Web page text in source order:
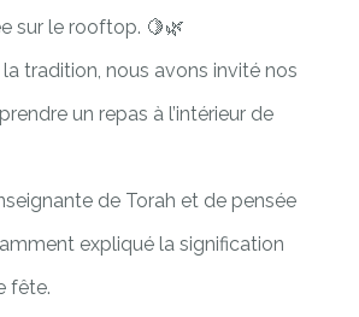
sur le rooftop. 🍋🌿
tradition, nous avons invité nos
un repas à l’intérieur de
de Torah et de pensée
expliqué la signification
fête.